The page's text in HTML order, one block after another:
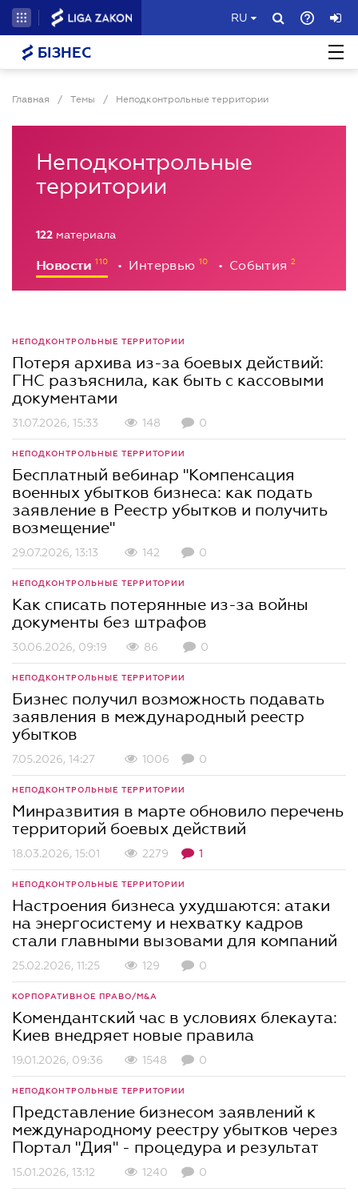
RU
БІЗНЕС
Главная / Темы / Неподконтрольные территории
Неподконтрольные
территории
122 материала
Новости • Интервью • События
НЕПОДКОНТРОЛЬНЫЕ ТЕРРИТОРИИ
Потеря архива из-за боевых действий:
ГНС разъяснила, как быть с кассовыми
документами
31.07.2026, 15:33 148 0
НЕПОДКОНТРОЛЬНЫЕ ТЕРРИТОРИИ
Бесплатный вебинар "Компенсация
военных убытков бизнеса: как подать
заявление в Реестр убытков и получить
возмещение"
29.07.2026, 13:13 142 0
НЕПОДКОНТРОЛЬНЫЕ ТЕРРИТОРИИ
Как списать потерянные из-за войны
документы без штрафов
30.06.2026, 09:19 86 0
НЕПОДКОНТРОЛЬНЫЕ ТЕРРИТОРИИ
Бизнес получил возможность подавать
заявления в международный реестр
убытков
7.05.2026, 14:27 1006 0
НЕПОДКОНТРОЛЬНЫЕ ТЕРРИТОРИИ
Минразвития в марте обновило перечень
территорий боевых действий
18.03.2026, 15:01 2279 1
НЕПОДКОНТРОЛЬНЫЕ ТЕРРИТОРИИ
Настроения бизнеса ухудшаются: атаки
на энергосистему и нехватку кадров
стали главными вызовами для компаний
25.02.2026, 11:25 129 0
КОРПОРАТИВНОЕ ПРАВО/M&A
Комендантский час в условиях блекаута:
Киев внедряет новые правила
19.01.2026, 09:36 1548 0
НЕПОДКОНТРОЛЬНЫЕ ТЕРРИТОРИИ
Представление бизнесом заявлений к
международному реестру убытков через
Портал "Дия" - процедура и результат
15.01.2026, 13:12 1240 0